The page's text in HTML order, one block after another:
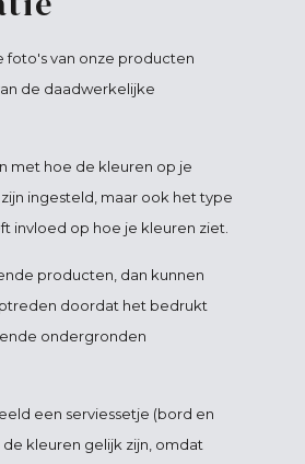
foto's van onze producten
de daadwerkelijke
met hoe de kleuren op je
ingesteld, maar ook het type
invloed op hoe je kleuren ziet.
producten, dan kunnen
doordat het bedrukt
ondergronden
een serviessetje (bord en
kleuren gelijk zijn, omdat